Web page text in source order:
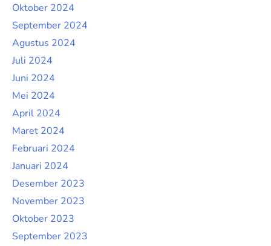
Oktober 2024
September 2024
Agustus 2024
Juli 2024
Juni 2024
Mei 2024
April 2024
Maret 2024
Februari 2024
Januari 2024
Desember 2023
November 2023
Oktober 2023
September 2023